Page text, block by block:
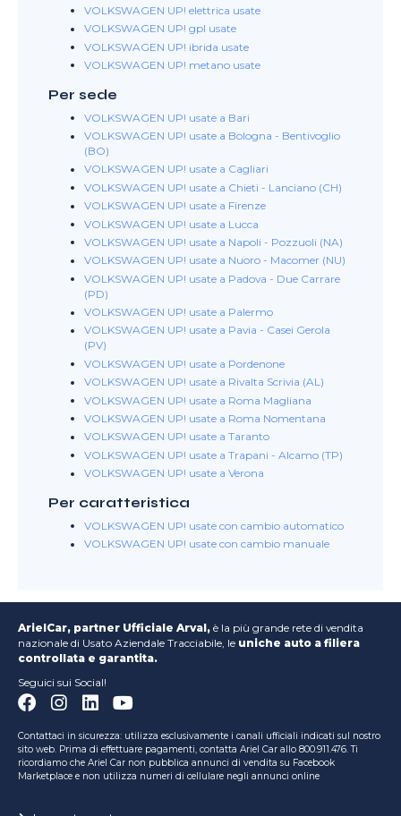
VOLKSWAGEN UP! elettrica usate
VOLKSWAGEN UP! gpl usate
VOLKSWAGEN UP! ibrida usate
VOLKSWAGEN UP! metano usate
Per sede
VOLKSWAGEN UP! usate a Bari
VOLKSWAGEN UP! usate a Bologna - Bentivoglio
(BO)
VOLKSWAGEN UP! usate a Cagliari
VOLKSWAGEN UP! usate a Chieti - Lanciano (CH)
VOLKSWAGEN UP! usate a Firenze
VOLKSWAGEN UP! usate a Lucca
VOLKSWAGEN UP! usate a Napoli - Pozzuoli (NA)
VOLKSWAGEN UP! usate a Nuoro - Macomer (NU)
VOLKSWAGEN UP! usate a Padova - Due Carrare
(PD)
VOLKSWAGEN UP! usate a Palermo
VOLKSWAGEN UP! usate a Pavia - Casei Gerola
(PV)
VOLKSWAGEN UP! usate a Pordenone
VOLKSWAGEN UP! usate a Rivalta Scrivia (AL)
VOLKSWAGEN UP! usate a Roma Magliana
VOLKSWAGEN UP! usate a Roma Nomentana
VOLKSWAGEN UP! usate a Taranto
VOLKSWAGEN UP! usate a Trapani - Alcamo (TP)
VOLKSWAGEN UP! usate a Verona
Per caratteristica
VOLKSWAGEN UP! usate con cambio automatico
VOLKSWAGEN UP! usate con cambio manuale
ArielCar, partner Ufficiale Arval, è la più grande rete di vendita
nazionale di Usato Aziendale Tracciabile, le uniche auto a filiera
controllata e garantita.
Seguici sui Social!
Contattaci in sicurezza: utilizza esclusivamente i canali ufficiali indicati sul nostro
sito web. Prima di effettuare pagamenti, contatta Ariel Car allo 800.911.476. Ti
ricordiamo che Ariel Car non pubblica annunci di vendita su Facebook
Marketplace e non utilizza numeri di cellulare negli annunci online